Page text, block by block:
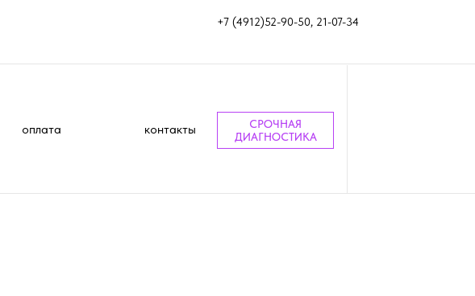
+7 (4912)52-90-50, 21-07-34
оплата контакты
СРОЧНАЯ
ДИАГНОСТИКА